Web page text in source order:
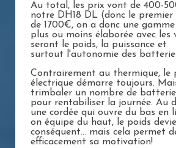
Au total, les prix vont de 400-
notre DH18 DL (donc le
de 1700€, on a donc une
plus ou moins élaborée avec les
seront le poids, la puissance et
surtout l'autonomie des
Contrairement au thermique, le
électrique démarre toujours.
trimbaler un nombre de
pour rentabiliser la journée. Au
une cordée qui ouvre du bas en
on équipe du haut, le poids
conséquent... mais cela permet
efficacement sa motivation!